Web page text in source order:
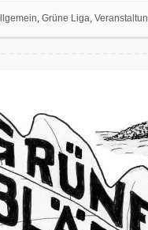
,Grüne Liga,